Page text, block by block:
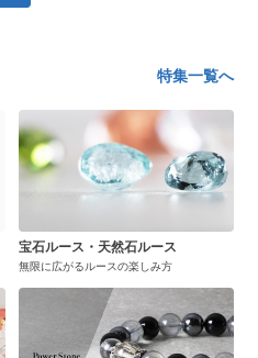
特集一覧へ
宝石ルース・天然石ルース
無限に広がるルースの楽しみ方